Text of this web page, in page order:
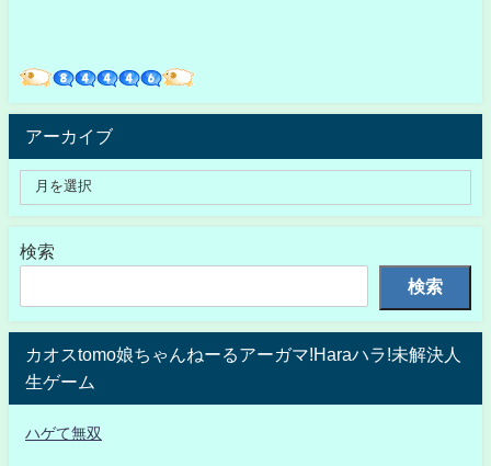
アーカイブ
検索
検索
カオスtomo娘ちゃんねーるアーガマ!Haraハラ!未解決人
生ゲーム
ハゲて無双